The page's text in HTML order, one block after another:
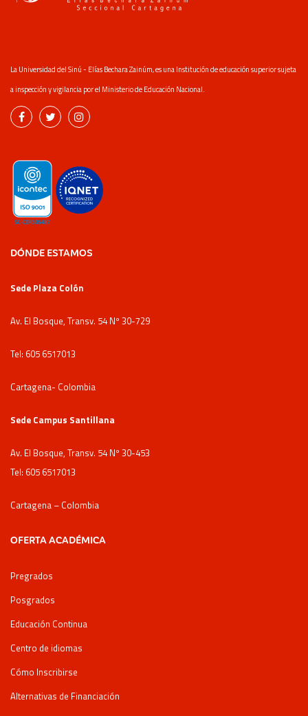
La Universidad del Sinú - Elías Bechara Zainúm, es una Institución de educación superior sujeta
a inspección y vigilancia por el Ministerio de Educación Nacional.
DÓNDE ESTAMOS
Sede Plaza Colón
Av. El Bosque, Transv. 54 Nº 30-729
Tel: 605 6517013
Cartagena- Colombia
Sede Campus Santillana
Av. El Bosque, Transv. 54 Nº 30-453
Tel: 605 6517013
Cartagena – Colombia
OFERTA ACADÉMICA
Pregrados
Posgrados
Educación Continua
Centro de idiomas
Cómo Inscribirse
Alternativas de Financiación